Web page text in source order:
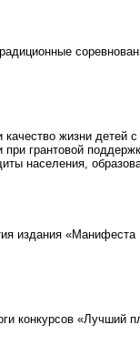
жизни детей
грантовой
населения,
издания
конкурсов «Лучший